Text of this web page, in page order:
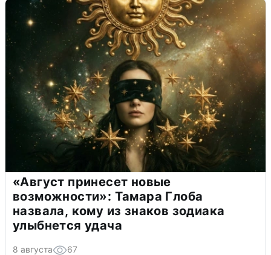
«Август принесет новые
возможности»: Тамара Глоба
назвала, кому из знаков зодиака
улыбнется удача
8 августа 67